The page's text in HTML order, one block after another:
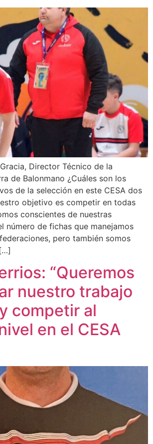
Director Técnico de la
de Balonmano ¿Cuáles son los
de la selección en este CESA dos
objetivo es competir en todas
conscientes de nuestras
número de fichas que manejamos
pero también somos
“Queremos
nuestro trabajo
competir al
en el CESA